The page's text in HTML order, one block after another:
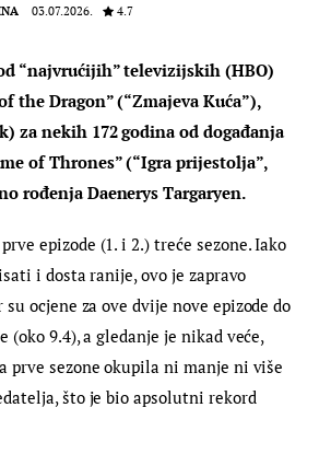
03.07.2026. 4.7
“najvrućijih” televizijskih (HBO)
the Dragon” (“Zmajeva Kuća”),
za nekih 172 godina od događanja
of Thrones” (“Igra prijestolja”,
rođenja Daenerys Targaryen.
epizode (1. i 2.) treće sezone. Iako
i dosta ranije, ovo je zapravo
ocjene za ove dvije nove epizode do
(oko 9.4), a gledanje je nikad veće,
prve sezone okupila ni manje ni više
što je bio apsolutni rekord